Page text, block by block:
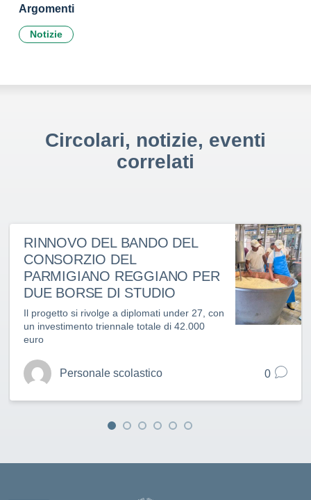
Argomenti
Notizie
Circolari, notizie, eventi
correlati
RINNOVO DEL BANDO DEL
CONSORZIO DEL
PARMIGIANO REGGIANO PER
DUE BORSE DI STUDIO
Il progetto si rivolge a diplomati under 27, con
un investimento triennale totale di 42.000
euro
Personale scolastico 0